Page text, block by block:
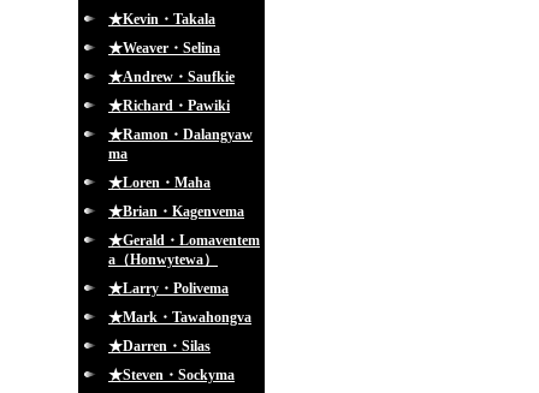
★Kevin・Takala
★Weaver・Selina
★Andrew・Saufkie
★Richard・Pawiki
★Ramon・Dalangyaw
ma
★Loren・Maha
★Brian・Kagenvema
★Gerald・Lomaventem
a（Honwytewa）
★Larry・Polivema
★Mark・Tawahongva
★Darren・Silas
★Steven・Sockyma